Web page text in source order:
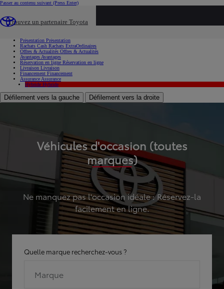
Passer au contenu suivant (Press Enter)
Trouvez un partenaire Toyota
Présentation Présentation
Rachats Cash Rachats ExtraOrdinaires
Offres & Actualités Offres & Actualités
Avantages Avantages
Réservation en ligne Réservation en ligne
Livraison Livraison
Financement Financement
Assurance Assurance
Hybride Hybride
Défilement vers la gauche Défilement vers la droite
Véhicules d'occasion (toutes
marques)
Ne manquez pas l'occasion idéale : Réservez-la
facilement en ligne.
Quelle marque recherchez-vous ?
Marque